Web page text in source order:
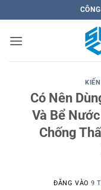
qua
nội
Có Nên
Và Bể
Chống
ĐĂNG VÀO9